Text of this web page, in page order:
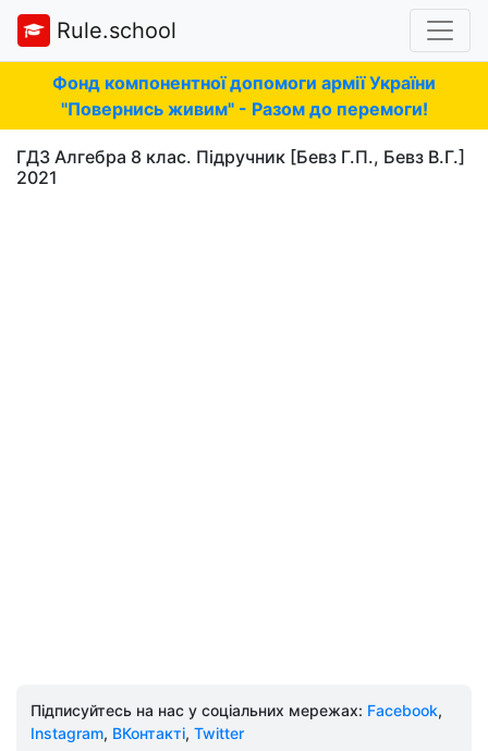
Rule.school
Фонд компонентної допомоги армії України
"Повернись живим" - Разом до перемоги!
ГДЗ Алгебра 8 клас. Підручник [Бевз Г.П., Бевз В.Г.]
2021
Підписуйтесь на нас у соціальних мережах: Facebook,
Instagram, ВКонтакті, Twitter